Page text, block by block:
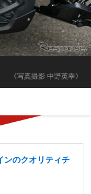
《写真撮影 中野英幸》
ンのクオリティチ